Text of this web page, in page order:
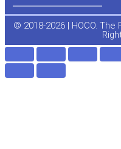
© 2018-2026 | HOCO.